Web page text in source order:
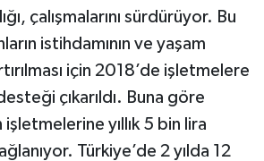
çalışmalarını sürdürüyor. Bu
istihdamının ve yaşam
için 2018’de işletmelere
çıkarıldı. Buna göre
yıllık 5 bin lira
Türkiye’de 2 yılda 12